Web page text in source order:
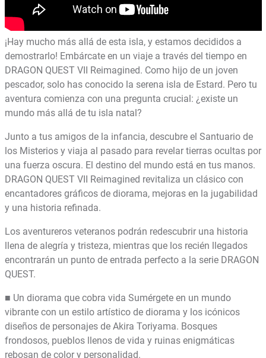
¡Hay mucho más allá de esta isla, y estamos decididos a
demostrarlo! Embárcate en un viaje a través del tiempo en
DRAGON QUEST VII Reimagined. Como hijo de un joven
pescador, solo has conocido la serena isla de Estard. Pero tu
aventura comienza con una pregunta crucial: ¿existe un
mundo más allá de tu isla natal?
Junto a tus amigos de la infancia, descubre el Santuario de
los Misterios y viaja al pasado para revelar tierras ocultas por
una fuerza oscura. El destino del mundo está en tus manos.
DRAGON QUEST VII Reimagined revitaliza un clásico con
encantadores gráficos de diorama, mejoras en la jugabilidad
y una historia refinada.
Los aventureros veteranos podrán redescubrir una historia
llena de alegría y tristeza, mientras que los recién llegados
encontrarán un punto de entrada perfecto a la serie DRAGON
QUEST.
■ Un diorama que cobra vida Sumérgete en un mundo
vibrante con un estilo artístico de diorama y los icónicos
diseños de personajes de Akira Toriyama. Bosques
frondosos, pueblos llenos de vida y ruinas enigmáticas
rebosan de color y personalidad.